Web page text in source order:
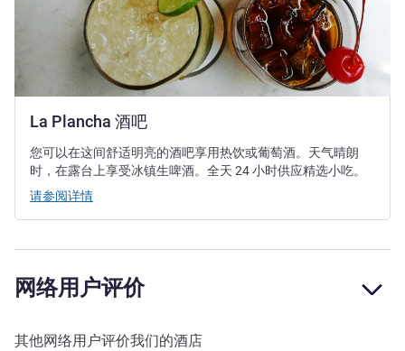
La Plancha 酒吧
您可以在这间舒适明亮的酒吧享用热饮或葡萄酒。天气晴朗
时，在露台上享受冰镇生啤酒。全天 24 小时供应精选小吃。
请参阅详情
网络用户评价
其他网络用户评价我们的酒店